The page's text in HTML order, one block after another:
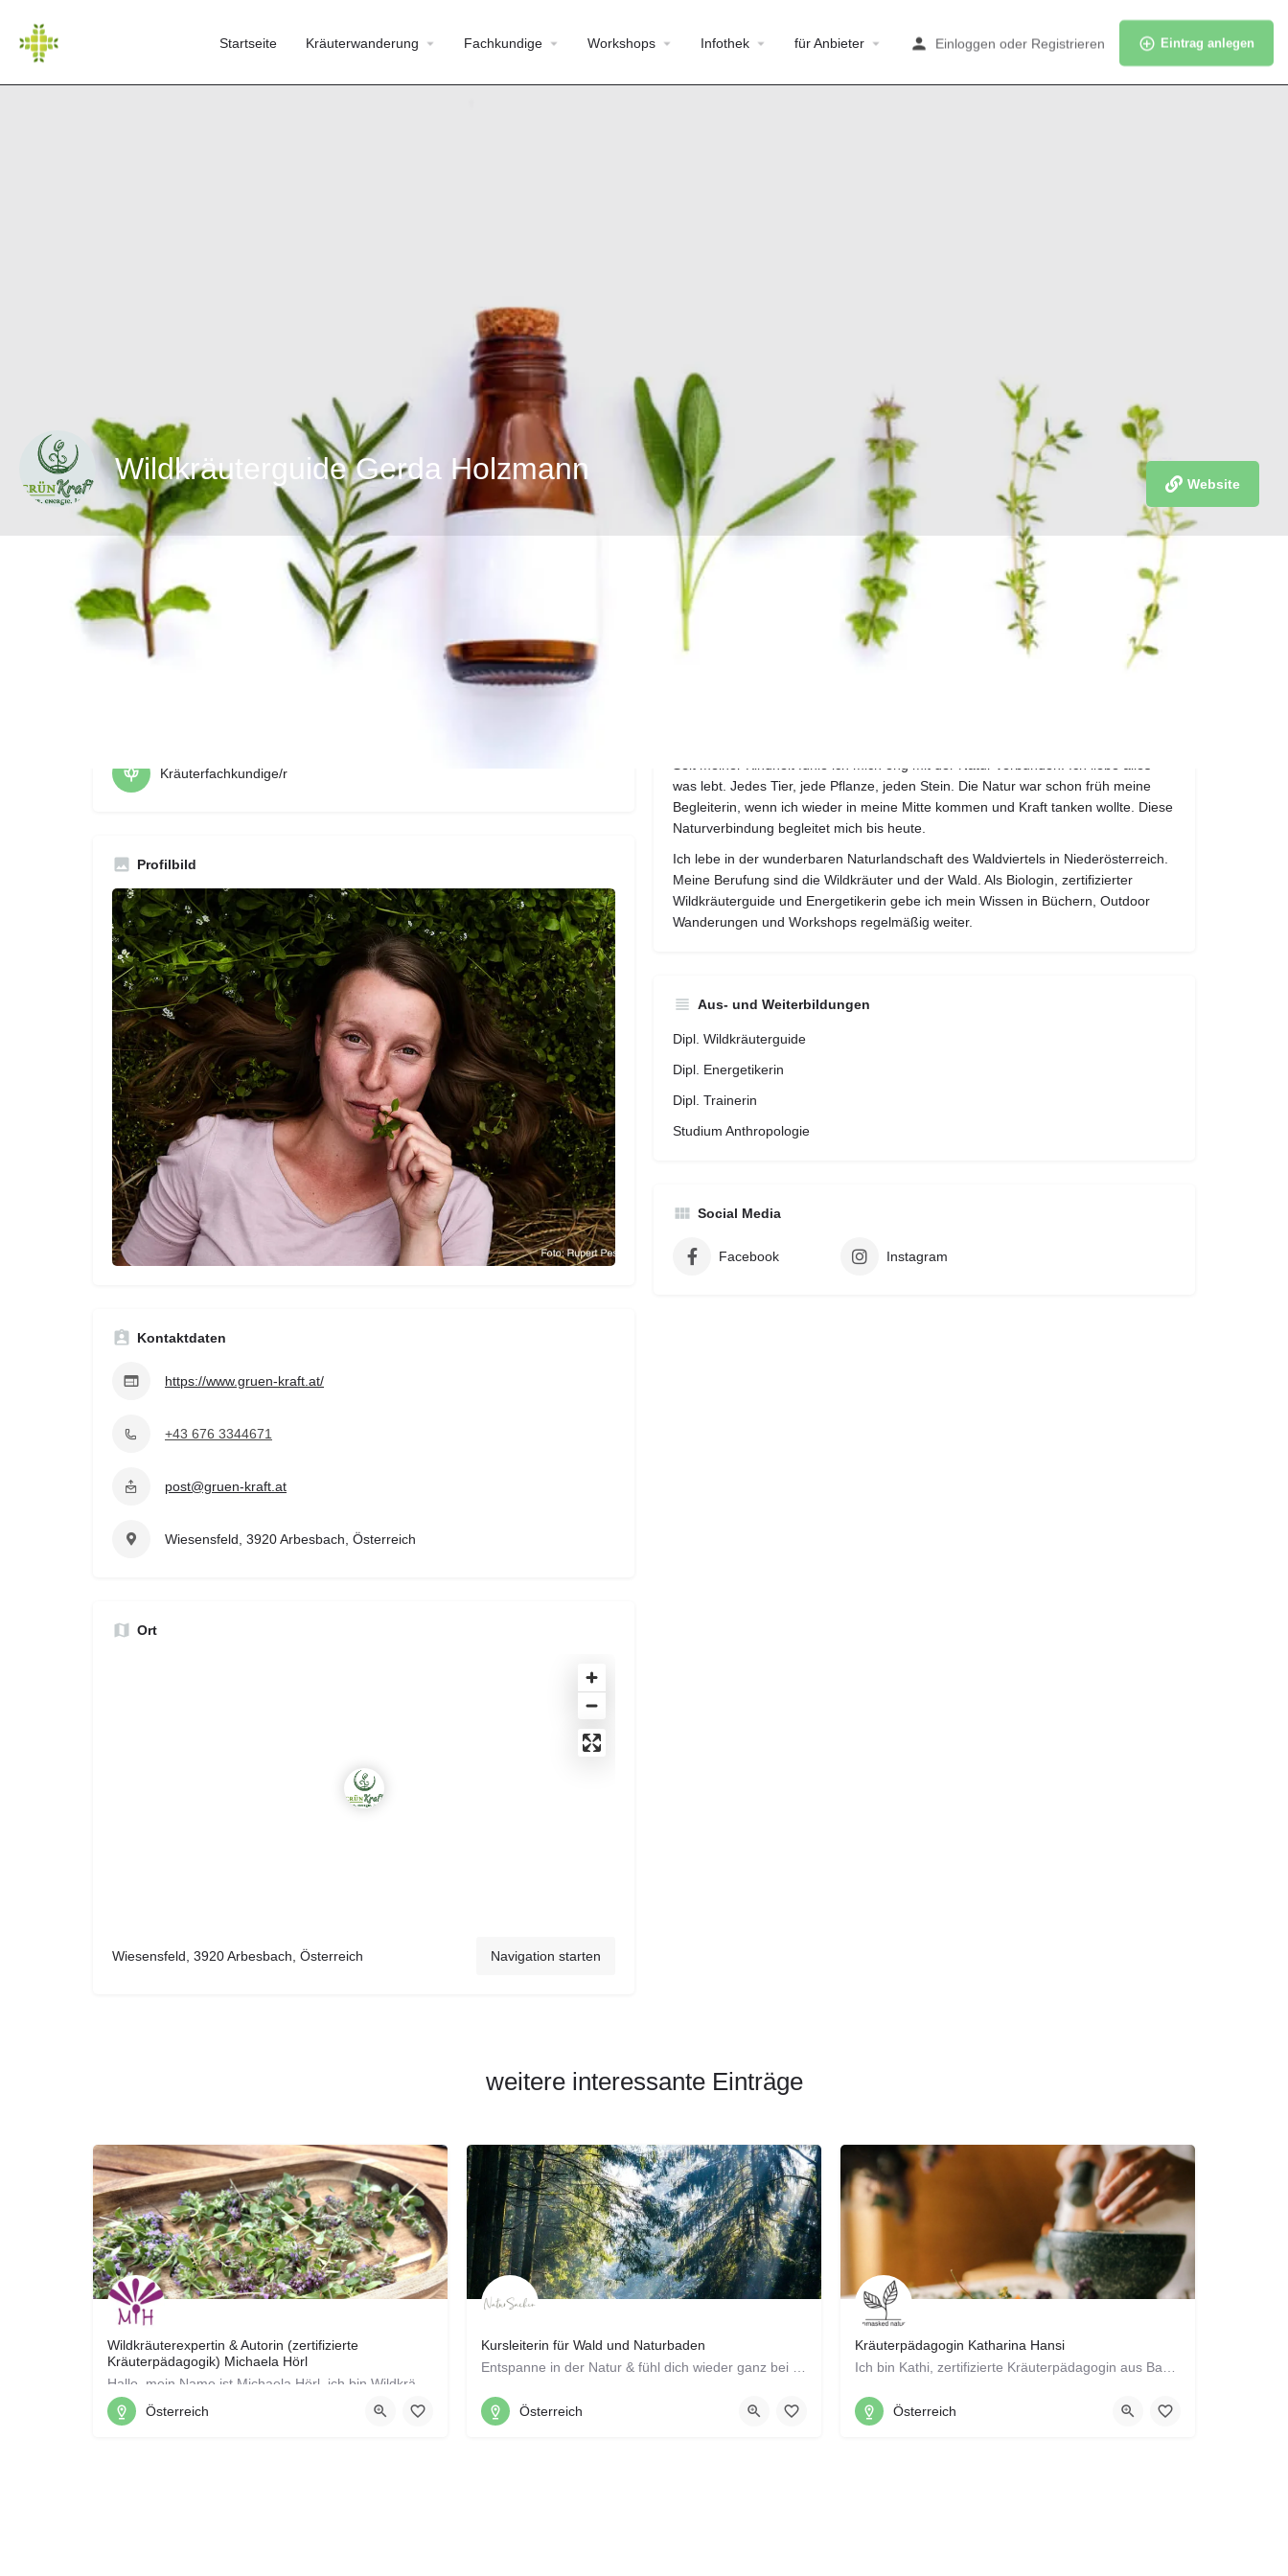
Startseite Kräuterwanderung Fachkundige Workshops Infothek für Anbieter Einloggen oder Registrieren Eintrag anlegen
Wildkräuterguide Gerda Holzmann Website
Bewertungen
zur Webseite E-Mail senden anrufen merken
Kräuterfachkundige/r
Profilbild
Kontaktdaten
https://www.gruen-kraft.at/
+43 676 3344671
post@gruen-kraft.at
Wiesensfeld, 3920 Arbesbach, Österreich
Ort
Wiesensfeld, 3920 Arbesbach, Österreich Navigation starten
Seit meiner Kindheit fühle ich mich eng mit der Natur verbunden. Ich liebe alles
was lebt. Jedes Tier, jede Pflanze, jeden Stein. Die Natur war schon früh meine
Begleiterin, wenn ich wieder in meine Mitte kommen und Kraft tanken wollte. Diese
Naturverbindung begleitet mich bis heute.
Ich lebe in der wunderbaren Naturlandschaft des Waldviertels in Niederösterreich.
Meine Berufung sind die Wildkräuter und der Wald. Als Biologin, zertifizierter
Wildkräuterguide und Energetikerin gebe ich mein Wissen in Büchern, Outdoor
Wanderungen und Workshops regelmäßig weiter.
Aus- und Weiterbildungen
Dipl. Wildkräuterguide
Dipl. Energetikerin
Dipl. Trainerin
Studium Anthropologie
Social Media
Facebook Instagram
weitere interessante Einträge
Wildkräuterexpertin & Autorin (zertifizierte
Kräuterpädagogik) Michaela Hörl
Purkersdorf, Niederösterreich
Österreich
Kursleiterin für Wald und Naturbaden
0664 5313890
Heribrandstraße 27, 6912 Hörbranz
Österreich
Kräuterpädagogin Katharina Hansi
+43 6802308885
Baumgarten an der March, Weiden an der March, Niederösterreich
Österreich